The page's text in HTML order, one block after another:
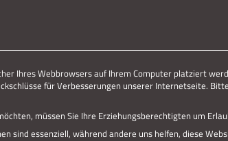
Ihres Webbrowsers auf Ihrem Computer platziert
für Verbesserungen unserer Internetseite.
müssen Sie Ihre Erziehungsberechtigten um
sind essenziell, während andere uns helfen, diese